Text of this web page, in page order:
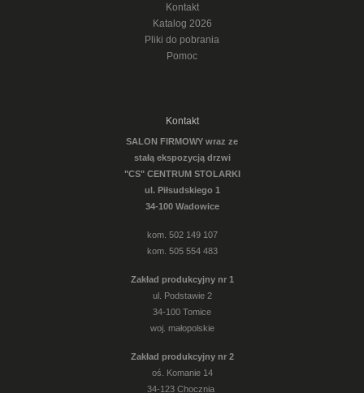
Kontakt
Katalog 2026
Pliki do pobrania
Pomoc
Kontakt
SALON FIRMOWY wraz ze
stałą ekspozycją drzwi
"CS" CENTRUM STOLARKI
ul. Piłsudskiego 1
34-100 Wadowice
kom. 502 149 107
kom. 505 554 483
Zakład produkcyjny nr 1
ul. Podstawie 2
34-100 Tomice
woj. małopolskie
Zakład produkcyjny nr 2
oś. Komanie 14
34-123 Chocznia